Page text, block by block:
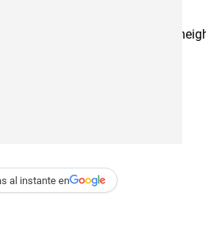
width="500"
al instante en